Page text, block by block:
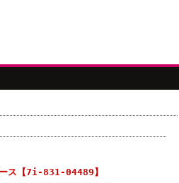
ス【7i-831-04489】